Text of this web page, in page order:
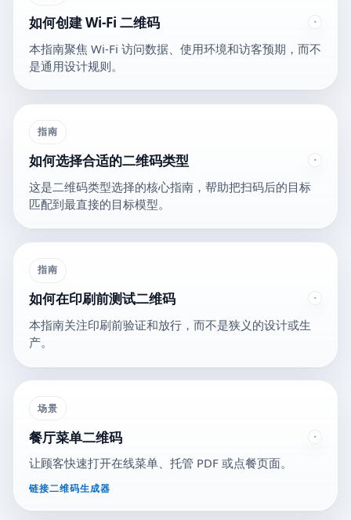
如何创建 Wi-Fi 二维码
本指南聚焦 Wi-Fi 访问数据、使用环境和访客预期，而不
是通用设计规则。
指南
如何选择合适的二维码类型
这是二维码类型选择的核心指南，帮助把扫码后的目标
匹配到最直接的目标模型。
指南
如何在印刷前测试二维码
本指南关注印刷前验证和放行，而不是狭义的设计或生
产。
场景
餐厅菜单二维码
让顾客快速打开在线菜单、托管 PDF 或点餐页面。
链接二维码生成器